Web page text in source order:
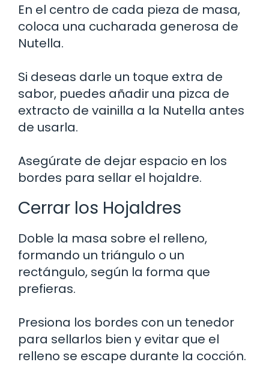
En el centro de cada pieza de masa,
coloca una cucharada generosa de
Nutella.
Si deseas darle un toque extra de
sabor, puedes añadir una pizca de
extracto de vainilla a la Nutella antes
de usarla.
Asegúrate de dejar espacio en los
bordes para sellar el hojaldre.
Cerrar los Hojaldres
Doble la masa sobre el relleno,
formando un triángulo o un
rectángulo, según la forma que
prefieras.
Presiona los bordes con un tenedor
para sellarlos bien y evitar que el
relleno se escape durante la cocción.